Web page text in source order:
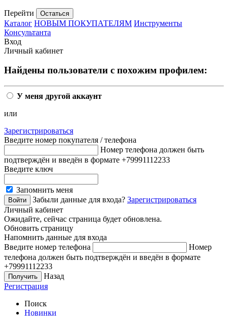
Перейти Остаться
Каталог НОВЫМ ПОКУПАТЕЛЯМ Инструменты
Консультанта
Вход
Личный кабинет
Найдены пользователи с похожим профилем:
У меня другой аккаунт
или
Зарегистрироваться
Введите номер покупателя / телефона
Номер телефона должен быть
подтверждён и введён в формате +79991112233
Введите ключ
Запомнить меня
Забыли данные для входа? Зарегистрироваться
Личный кабинет
Ожидайте, сейчас страница будет обновлена.
Обновить страницу
Напомнить данные для входа
Введите номер телефона
Номер
телефона должен быть подтверждён и введён в формате
+79991112233
Назад
Регистрация
Поиск
Новинки